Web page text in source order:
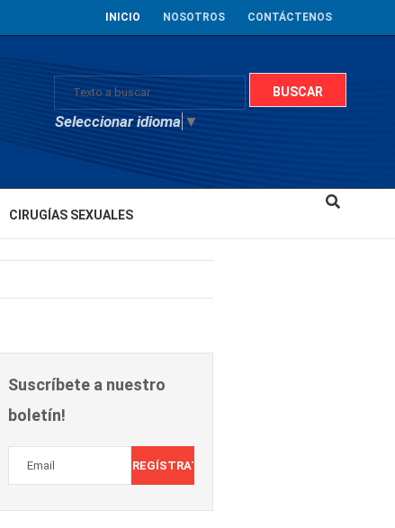
INICIO NOSOTROS CONTÁCTENOS
Seleccionar idioma ▼
CIRUGÍAS SEXUALES
Suscríbete a nuestro
boletín!